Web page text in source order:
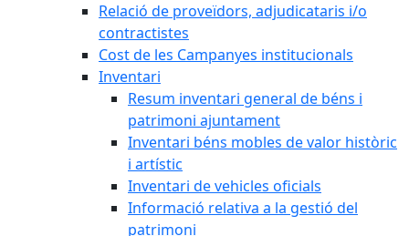
Relació de proveïdors, adjudicataris i/o
contractistes
Cost de les Campanyes institucionals
Inventari
Resum inventari general de béns i
patrimoni ajuntament
Inventari béns mobles de valor històric
i artístic
Inventari de vehicles oficials
Informació relativa a la gestió del
patrimoni